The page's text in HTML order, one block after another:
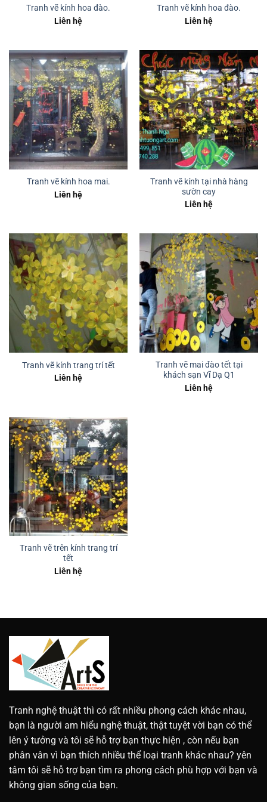
Tranh vẽ kính hoa đào.
Liên hệ
Tranh vẽ kính hoa đào.
Liên hệ
Tranh vẽ kính hoa mai.
Liên hệ
Tranh vẽ kính tại nhà hàng
sườn cay
Liên hệ
Tranh vẽ kính trang trí tết
Liên hệ
Tranh vẽ mai đào tết tại
khách sạn Vĩ Dạ Q1
Liên hệ
Tranh vẽ trên kính trang trí
tết
Liên hệ
Tranh nghệ thuật thì có rất nhiều phong cách khác nhau,
bạn là người am hiểu nghệ thuật, thật tuyệt vời bạn có thể
lên ý tưởng và tôi sẽ hỗ trợ bạn thực hiện , còn nếu bạn
phân vân vì bạn thích nhiều thể loại tranh khác nhau? yên
tâm tôi sẽ hỗ trợ bạn tìm ra phong cách phù hợp với bạn và
không gian sống của bạn.